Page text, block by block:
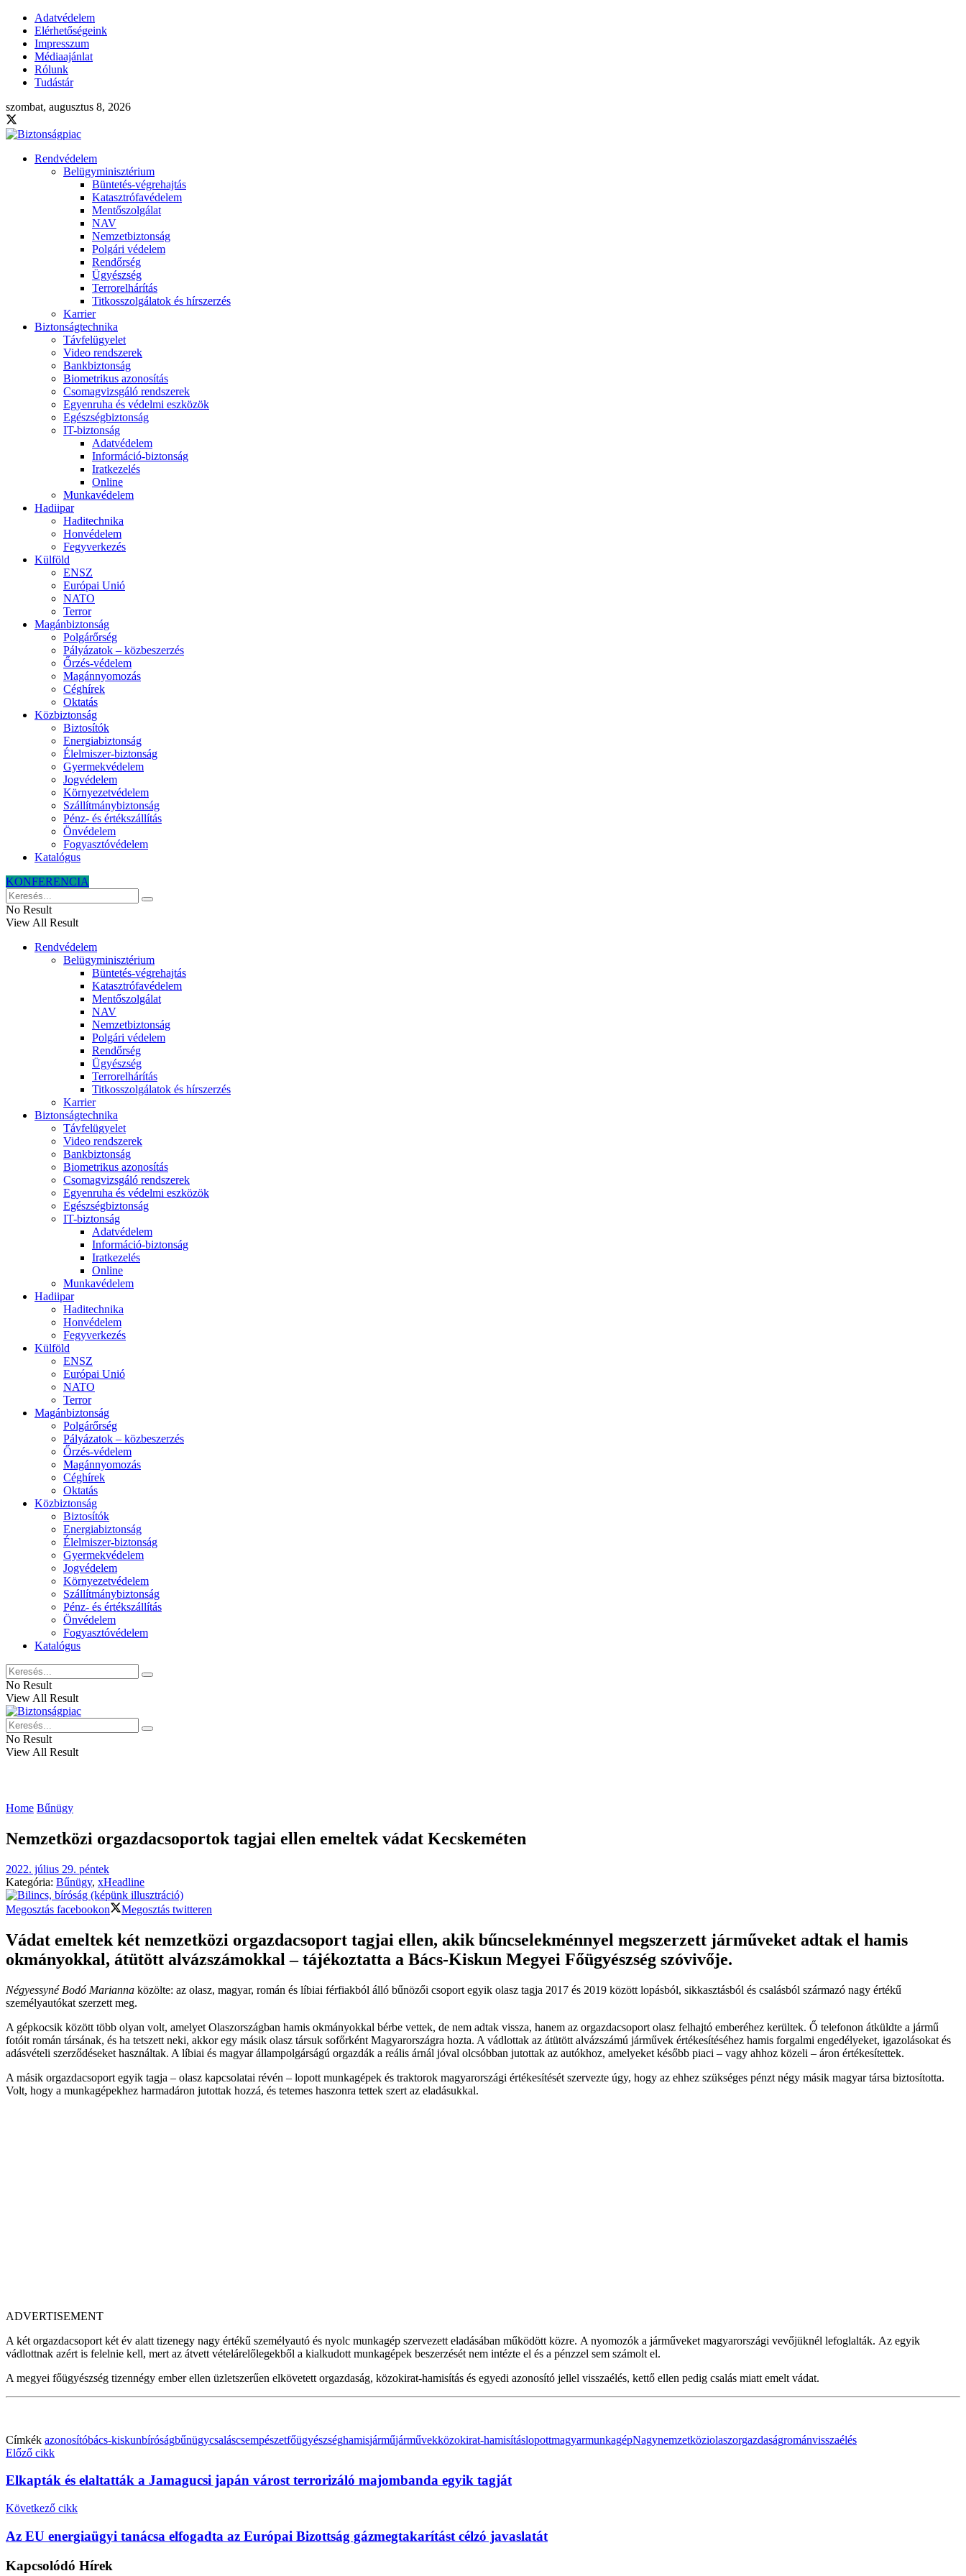
Adatvédelem
Elérhetőségeink
Impresszum
Médiaajánlat
Rólunk
Tudástár
szombat, augusztus 8, 2026
Rendvédelem
Belügyminisztérium
Büntetés-végrehajtás
Katasztrófavédelem
Mentőszolgálat
NAV
Nemzetbiztonság
Polgári védelem
Rendőrség
Ügyészség
Terrorelhárítás
Titkosszolgálatok és hírszerzés
Karrier
Biztonságtechnika
Távfelügyelet
Video rendszerek
Bankbiztonság
Biometrikus azonosítás
Csomagvizsgáló rendszerek
Egyenruha és védelmi eszközök
Egészségbiztonság
IT-biztonság
Adatvédelem
Információ-biztonság
Iratkezelés
Online
Munkavédelem
Hadiipar
Haditechnika
Honvédelem
Fegyverkezés
Külföld
ENSZ
Európai Unió
NATO
Terror
Magánbiztonság
Polgárőrség
Pályázatok – közbeszerzés
Őrzés-védelem
Magánnyomozás
Céghírek
Oktatás
Közbiztonság
Biztosítók
Energiabiztonság
Élelmiszer-biztonság
Gyermekvédelem
Jogvédelem
Környezetvédelem
Szállítmánybiztonság
Pénz- és értékszállítás
Önvédelem
Fogyasztóvédelem
Katalógus
KONFERENCIA
No Result
View All Result
Rendvédelem
Belügyminisztérium
Büntetés-végrehajtás
Katasztrófavédelem
Mentőszolgálat
NAV
Nemzetbiztonság
Polgári védelem
Rendőrség
Ügyészség
Terrorelhárítás
Titkosszolgálatok és hírszerzés
Karrier
Biztonságtechnika
Távfelügyelet
Video rendszerek
Bankbiztonság
Biometrikus azonosítás
Csomagvizsgáló rendszerek
Egyenruha és védelmi eszközök
Egészségbiztonság
IT-biztonság
Adatvédelem
Információ-biztonság
Iratkezelés
Online
Munkavédelem
Hadiipar
Haditechnika
Honvédelem
Fegyverkezés
Külföld
ENSZ
Európai Unió
NATO
Terror
Magánbiztonság
Polgárőrség
Pályázatok – közbeszerzés
Őrzés-védelem
Magánnyomozás
Céghírek
Oktatás
Közbiztonság
Biztosítók
Energiabiztonság
Élelmiszer-biztonság
Gyermekvédelem
Jogvédelem
Környezetvédelem
Szállítmánybiztonság
Pénz- és értékszállítás
Önvédelem
Fogyasztóvédelem
Katalógus
No Result
View All Result
No Result
View All Result
Home Bűnügy
Nemzetközi orgazdacsoportok tagjai ellen emeltek vádat Kecskeméten
2022. július 29. péntek
Kategória: Bűnügy, xHeadline
Megosztás facebookon Megosztás twitteren
Vádat emeltek két nemzetközi orgazdacsoport tagjai ellen, akik bűncselekménnyel megszerzett járműveket adtak el hamis
okmányokkal, átütött alvázszámokkal – tájékoztatta a Bács-Kiskun Megyei Főügyészség szóvivője.
Négyessyné Bodó Marianna közölte: az olasz, magyar, román és líbiai férfiakból álló bűnözői csoport egyik olasz tagja 2017 és 2019 között lopásból, sikkasztásból és csalásból származó nagy értékű
személyautókat szerzett meg.
A gépkocsik között több olyan volt, amelyet Olaszországban hamis okmányokkal bérbe vettek, de nem adtak vissza, hanem az orgazdacsoport olasz felhajtó emberéhez kerültek. Ő telefonon átküldte a jármű
fotóit román társának, és ha tetszett neki, akkor egy másik olasz társuk sofőrként Magyarországra hozta. A vádlottak az átütött alvázszámú járművek értékesítéséhez hamis forgalmi engedélyeket, igazolásokat és
adásvételi szerződéseket használtak. A líbiai és magyar állampolgárságú orgazdák a reális árnál jóval olcsóbban jutottak az autókhoz, amelyeket később piaci – vagy ahhoz közeli – áron értékesítettek.
A másik orgazdacsoport egyik tagja – olasz kapcsolatai révén – lopott munkagépek és traktorok magyarországi értékesítését szervezte úgy, hogy az ehhez szükséges pénzt négy másik magyar társa biztosította.
Volt, hogy a munkagépekhez harmadáron jutottak hozzá, és tetemes haszonra tettek szert az eladásukkal.
ADVERTISEMENT
A két orgazdacsoport két év alatt tizenegy nagy értékű személyautó és nyolc munkagép szervezett eladásában működött közre. A nyomozók a járműveket magyarországi vevőjüknél lefoglalták. Az egyik
vádlottnak azért is felelnie kell, mert az átvett vételárelőlegekből a kialkudott munkagépek beszerzését nem intézte el és a pénzzel sem számolt el.
A megyei főügyészség tizennégy ember ellen üzletszerűen elkövetett orgazdaság, közokirat-hamisítás és egyedi azonosító jellel visszaélés, kettő ellen pedig csalás miatt emelt vádat.
Címkék azonosítóbács-kiskunbíróságbűnügycsaláscsempészetfőügyészséghamisjárműjárművekközokirat-hamisításlopottmagyarmunkagépNagynemzetköziolaszorgazdaságrománvisszaélés
Előző cikk
Elkapták és elaltatták a Jamagucsi japán várost terrorizáló majombanda egyik tagját
Következő cikk
Az EU energiaügyi tanácsa elfogadta az Európai Bizottság gázmegtakarítást célzó javaslatát
Kapcsolódó Hírek